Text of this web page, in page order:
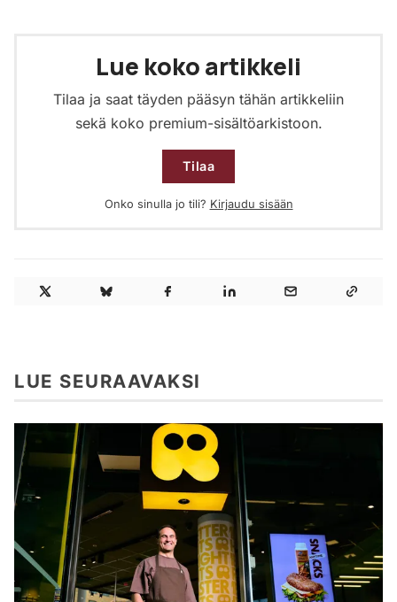
Lue koko artikkeli
Tilaa ja saat täyden pääsyn tähän artikkeliin
sekä koko premium-sisältöarkistoon.
Tilaa
Onko sinulla jo tili? Kirjaudu sisään
LUE SEURAAVAKSI